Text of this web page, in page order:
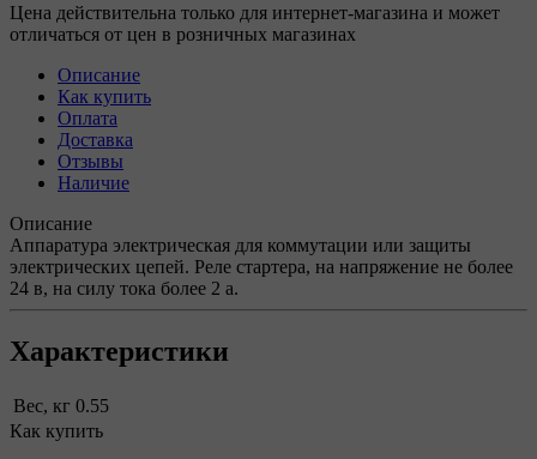
Цена действительна только для интернет-магазина и может
отличаться от цен в розничных магазинах
Описание
Как купить
Оплата
Доставка
Отзывы
Наличие
Описание
Аппаратура электрическая для коммутации или защиты
электрических цепей. Реле стартера, на напряжение не более
24 в, на силу тока более 2 а.
Характеристики
Вес, кг 0.55
Как купить